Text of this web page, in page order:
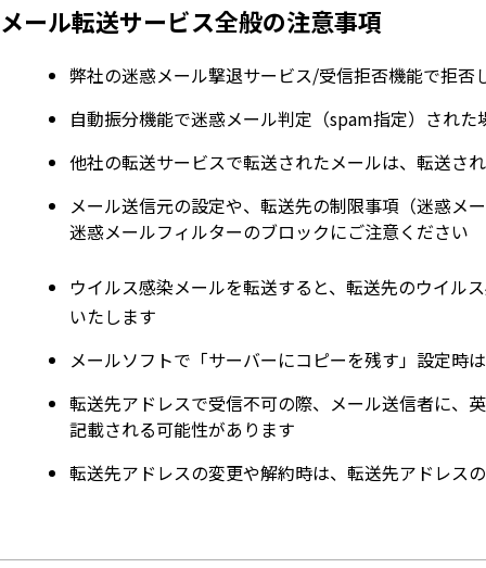
メール転送サービス全般の注意事項
弊社の迷惑メール撃退サービス/受信拒否機能で拒否
自動振分機能で迷惑メール判定（spam指定）され
他社の転送サービスで転送されたメールは、転送さ
メール送信元の設定や、転送先の制限事項（迷惑メ
迷惑メールフィルターのブロックにご注意ください
ウイルス感染メールを転送すると、転送先のウイル
いたします
メールソフトで「サーバーにコピーを残す」設定時
転送先アドレスで受信不可の際、メール送信者に、
記載される可能性があります
転送先アドレスの変更や解約時は、転送先アドレス